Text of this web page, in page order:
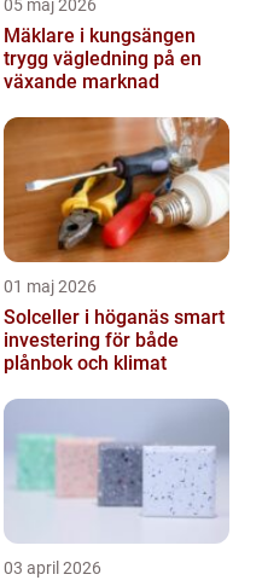
05 maj 2026
Mäklare i kungsängen
trygg vägledning på en
växande marknad
01 maj 2026
Solceller i höganäs smart
investering för både
plånbok och klimat
03 april 2026